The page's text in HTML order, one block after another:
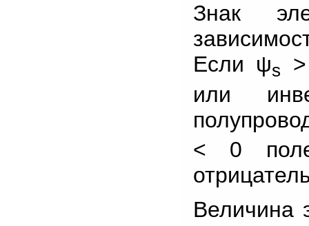
Знак
Если ψs
или
< 0
Величина